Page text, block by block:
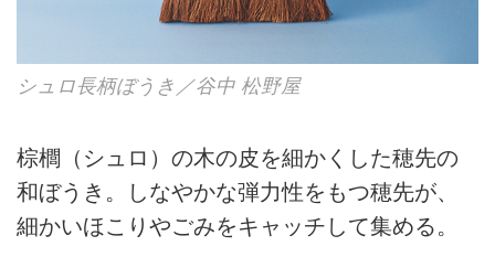
シュロ長柄ぼうき／谷中 松野屋
棕櫚（シュロ）の木の皮を細かくした穂先の
和ぼうき。しなやかな弾力性をもつ穂先が、
細かいほこりやごみをキャッチして集める。